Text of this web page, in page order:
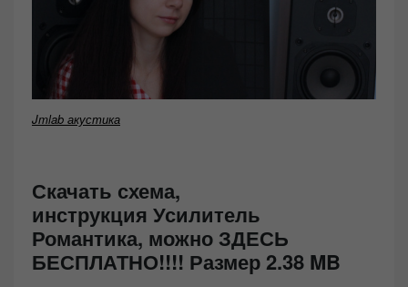
Jmlab акустика
Скачать схема,
инструкция Усилитель
Романтика, можно ЗДЕСЬ
БЕСПЛАТНО!!!! Размер 2.38 MB